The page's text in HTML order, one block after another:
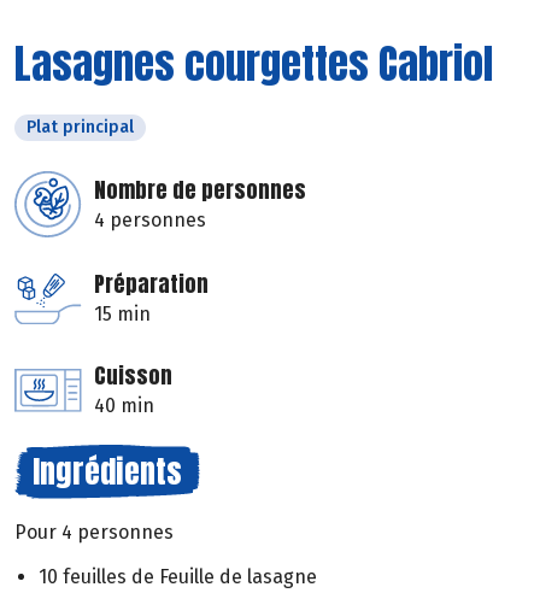
Lasagnes courgettes Cabriol
Plat principal
Nombre de personnes
4 personnes
Préparation
15 min
Cuisson
40 min
Ingrédients
Pour 4 personnes
10 feuilles de Feuille de lasagne